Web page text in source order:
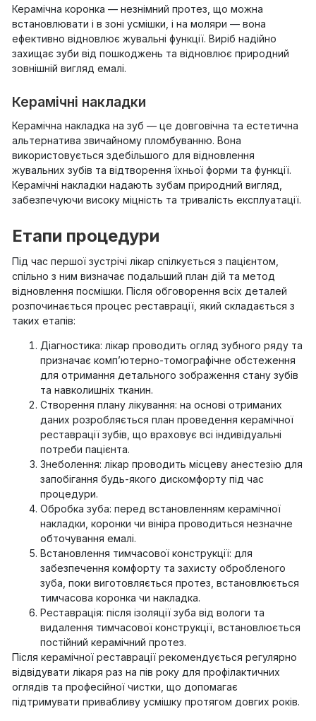
Керамічна коронка — незнімний протез, що можна
встановлювати і в зоні усмішки, і на моляри — вона
ефективно відновлює жувальні функції. Виріб надійно
захищає зуби від пошкоджень та відновлює природний
зовнішній вигляд емалі.
Керамічні накладки
Керамічна накладка на зуб — це довговічна та естетична
альтернатива звичайному пломбуванню. Вона
використовується здебільшого для відновлення
жувальних зубів та відтворення їхньої форми та функції.
Керамічні накладки надають зубам природний вигляд,
забезпечуючи високу міцність та тривалість експлуатації.
Етапи процедури
Під час першої зустрічі лікар спілкується з пацієнтом,
спільно з ним визначає подальший план дій та метод
відновлення посмішки. Після обговорення всіх деталей
розпочинається процес реставрації, який складається з
таких етапів:
Діагностика: лікар проводить огляд зубного ряду та
призначає комп’ютерно-томографічне обстеження
для отримання детального зображення стану зубів
та навколишніх тканин.
Створення плану лікування: на основі отриманих
даних розробляється план проведення керамічної
реставрації зубів, що враховує всі індивідуальні
потреби пацієнта.
Знеболення: лікар проводить місцеву анестезію для
запобігання будь-якого дискомфорту під час
процедури.
Обробка зуба: перед встановленням керамічної
накладки, коронки чи вініра проводиться незначне
обточування емалі.
Встановлення тимчасової конструкції: для
забезпечення комфорту та захисту обробленого
зуба, поки виготовляється протез, встановлюється
тимчасова коронка чи накладка.
Реставрація: після ізоляції зуба від вологи та
видалення тимчасової конструкції, встановлюється
постійний керамічний протез.
Після керамічної реставрації рекомендується регулярно
відвідувати лікаря раз на пів року для профілактичних
оглядів та професійної чистки, що допомагає
підтримувати привабливу усмішку протягом довгих років.